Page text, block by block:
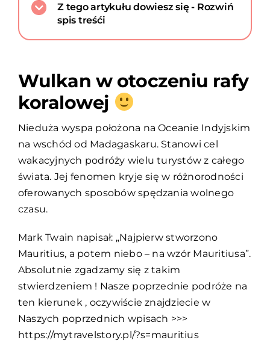
Z tego artykułu dowiesz się - Rozwiń
spis treśći
Wulkan w otoczeniu rafy
koralowej
Nieduża wyspa położona na Oceanie Indyjskim
na wschód od Madagaskaru. Stanowi cel
wakacyjnych podróży wielu turystów z całego
świata. Jej fenomen kryje się w różnorodności
oferowanych sposobów spędzania wolnego
czasu.
Mark Twain napisał: „Najpierw stworzono
Mauritius, a potem niebo – na wzór Mauritiusa”.
Absolutnie zgadzamy się z takim
stwierdzeniem ! Nasze poprzednie podróże na
ten kierunek , oczywiście znajdziecie w
Naszych poprzednich wpisach >>>
https://mytravelstory.pl/?s=mauritius